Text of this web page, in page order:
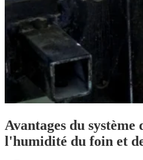
Avantages du système
l'humidité du foin et